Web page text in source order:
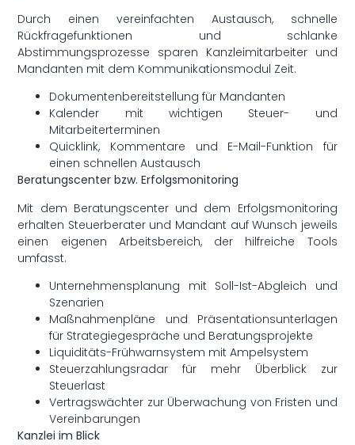
Durch einen vereinfachten Austausch, schnelle
Rückfragefunktionen und schlanke
Abstimmungsprozesse sparen Kanzleimitarbeiter und
Mandanten mit dem Kommunikationsmodul Zeit.
Dokumentenbereitstellung für Mandanten
Kalender mit wichtigen Steuer- und
Mitarbeiterterminen
Quicklink, Kommentare und E-Mail-Funktion für
einen schnellen Austausch
Beratungscenter bzw. Erfolgsmonitoring
Mit dem Beratungscenter und dem Erfolgsmonitoring
erhalten Steuerberater und Mandant auf Wunsch jeweils
einen eigenen Arbeitsbereich, der hilfreiche Tools
umfasst.
Unternehmensplanung mit Soll-Ist-Abgleich und
Szenarien
Maßnahmenpläne und Präsentationsunterlagen
für Strategiegespräche und Beratungsprojekte
Liquiditäts-Frühwarnsystem mit Ampelsystem
Steuerzahlungsradar für mehr Überblick zur
Steuerlast
Vertragswächter zur Überwachung von Fristen und
Vereinbarungen
Kanzlei im Blick